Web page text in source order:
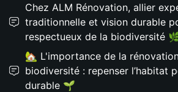
Chez ALM Rénovation, allier
traditionnelle et vision durable
respectueux de la biodiversité
🏡 L'importance de la
biodiversité : repenser l’habitat
durable 🌱